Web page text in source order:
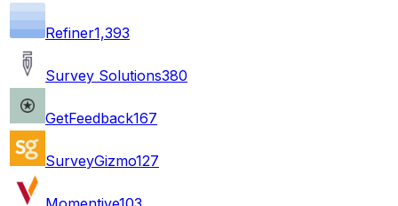
Refiner1,393
Survey Solutions380
GetFeedback167
SurveyGizmo127